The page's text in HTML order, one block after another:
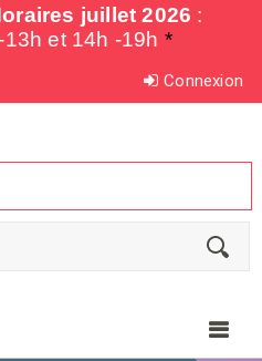
juillet 2026 :
13h et 14h -19h *
Connexion